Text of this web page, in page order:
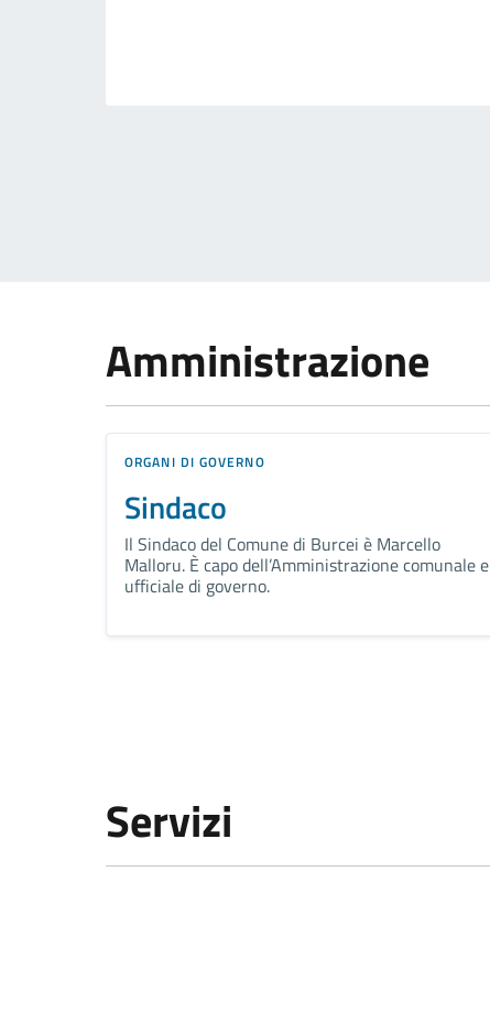
Amministrazione
ORGANI DI GOVERNO
Sindaco
Il Sindaco del Comune di Burcei è Marcello
Malloru. È capo dell’Amministrazione comunale e
ufficiale di governo.
Servizi